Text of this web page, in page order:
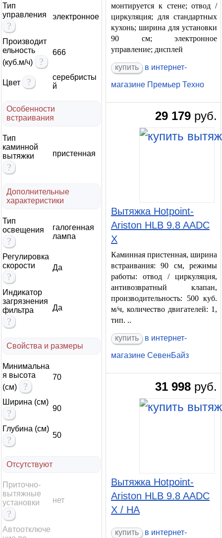
Тип
управления
?
электронное
Производит
ельность
(куб.м/ч)
?
666
Цвет ?
серебристы
й
Особенности
встраивания
Тип
каминной
вытяжки
?
пристенная
Дополнительные
характеристики
Тип
освещения
?
галогенная
лампа
Регулировка
скорости
?
Да
Индикатор
загрязнения
фильтра
?
Да
Свойства и размеры
Минимальна
я высота
(см)
?
70
Ширина (см)
? 90
Глубина (см)
? 50
Отсутствуют
Приточно-
вытяжные
установки
?
нет
Автоотключе
монтируется к стене; отвод /
циркуляция; для стандартных
кухонь; ширина для установки
90 см; электронное
управление; дисплей
купить в интернет-
магазине Премьер Техно
29 179 руб.
Вытяжка Hotpoint-
Ariston HLB 9.8 AADC
X
Каминная пристенная, ширина
встраивания: 90 см, режимы
работы: отвод / циркуляция,
антивозвратный клапан,
производительность: 500 куб.
м/ч, количество двигателей: 1,
тип. ..
купить в интернет-
магазине СевенБайз
31 998 руб.
Вытяжка Hotpoint-
Ariston HLB 9.8 AADC
X / HA
купить в интернет-